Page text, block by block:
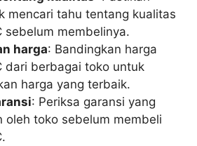
mencari tahu tentang kualitas
sebelum membelinya.
harga: Bandingkan harga
dari berbagai toko untuk
harga yang terbaik.
: Periksa garansi yang
oleh toko sebelum membeli